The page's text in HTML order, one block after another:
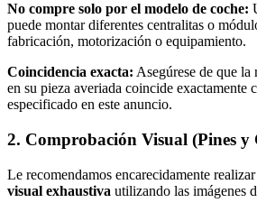
No compre solo por el modelo de coche:
puede montar diferentes centralitas o
fabricación, motorización o equipamiento.
Coincidencia exacta: Asegúrese de que
en su pieza averiada coincide exactamente
especificado en este anuncio.
2. Comprobación Visual (Pines y
Le recomendamos encarecidamente
visual exhaustiva utilizando las imágenes